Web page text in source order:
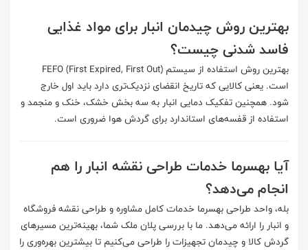
بهترین روش چیدمان انبار برای مواد غذایی
فاسد شدنی چیست؟
بهترین روش استفاده از سیستم FEFO (First Expired, First Out)
است. یعنی کالایی که تاریخ انقضای نزدیک‌تری دارد باید اول خارج
شود. همچنین تفکیک دمایی انبار به سه بخش خشک، خنک و منجمد و
استفاده از قفسه‌های استاندارد برای گردش هوا ضروری است.
آیا بهسرما خدمات طراحی نقشه انبار را هم
انجام می‌دهد؟
بله، واحد طراحی بهسرما خدمات کامل مشاوره و طراحی نقشه فروشگاه
و انبار را ارائه می‌دهد. ما با بررسی پلان ملک شما، بهینه‌ترین مسیرهای
گردش کالا و چیدمان تجهیزات را طراحی می‌کنیم تا بیشترین بهره‌وری را